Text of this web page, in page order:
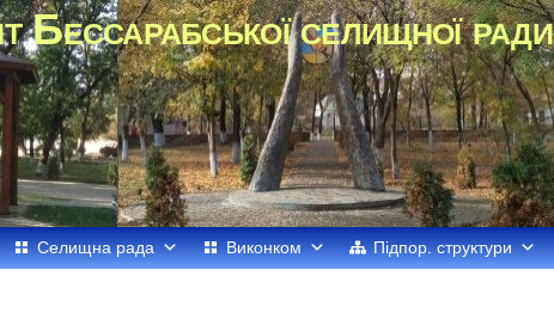
Бессарабської селищної ради
Селищна рада Виконком Підпор. структури